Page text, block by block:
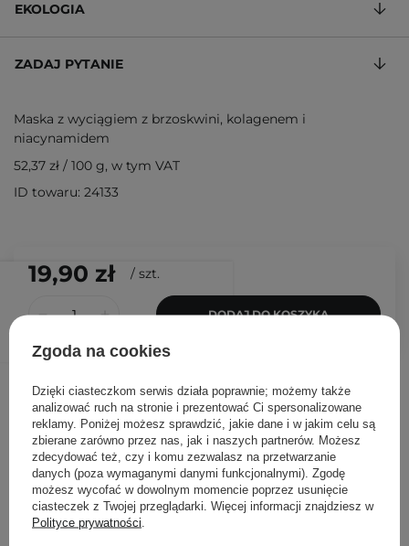
19,90 zł / szt.
DODAJ DO KOSZYKA
EKOLOGIA
ZADAJ PYTANIE
Maska z wyciągiem z brzoskwini, kolagenem i
niacynamidem
52,37 zł / 100 g, w tym VAT
ID towaru: 24133
Inni klienci sprawdzali również
Zgoda na cookies
Dzięki ciasteczkom serwis działa poprawnie; możemy także
analizować ruch na stronie i prezentować Ci spersonalizowane
reklamy. Poniżej możesz sprawdzić, jakie dane i w jakim celu są
zbierane zarówno przez nas, jak i naszych partnerów. Możesz
zdecydować też, czy i komu zezwalasz na przetwarzanie
danych (poza wymaganymi danymi funkcjonalnymi). Zgodę
możesz wycofać w dowolnym momencie poprzez usunięcie
ciasteczek z Twojej przeglądarki. Więcej informacji znajdziesz w
Polityce prywatności